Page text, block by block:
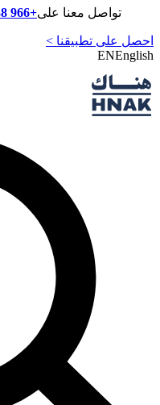
تواصل معنا على+966 920009538
احصل على تطبيقنا >
ENEnglish